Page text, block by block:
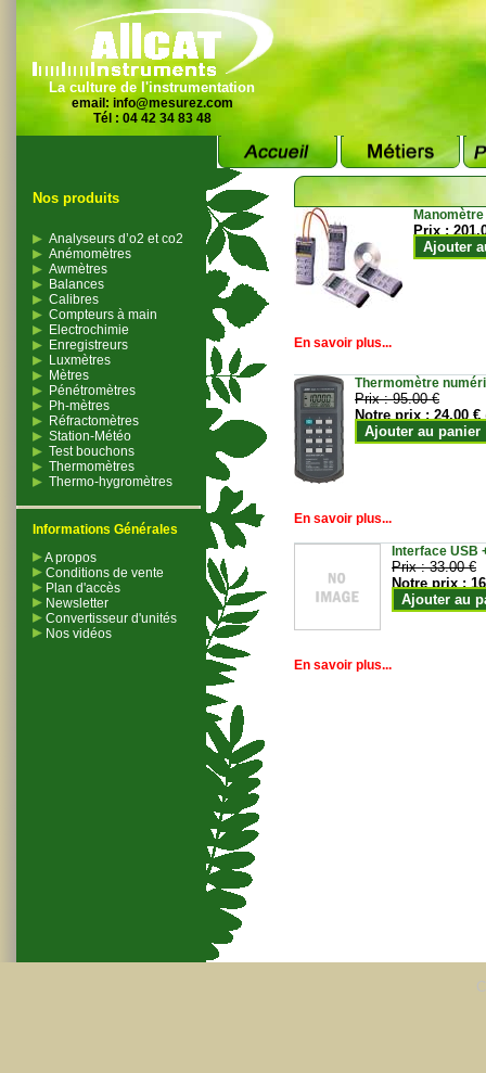
La culture de l'instrumentation
email: info@mesurez.com
Tél : 04 42 34 83 48
Nos produits
Analyseurs d’o2 et co2
Anémomètres
Awmètres
Balances
Calibres
Compteurs à main
Electrochimie
Enregistreurs
Luxmètres
Mètres
Pénétromètres
Ph-mètres
Réfractomètres
Station-Météo
Test bouchons
Thermomètres
Thermo-hygromètres
Informations Générales
A propos
Conditions de vente
Plan d'accès
Newsletter
Convertisseur d'unités
Nos vidéos
Prix :
Ajouter
En savoir plus...
Thermomètre
Prix :95.00 €
Notre prix :24.00 €
Ajouter au panier
En savoir plus...
Interface USB
Prix :33.00 €
Notre prix :
Ajouter au
En savoir plus...